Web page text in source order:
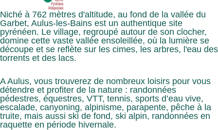
Niché à 762 mètres d'altitude, au fond de la vallée du
Garbet, Aulus-les-Bains est un authentique site
pyrénéen. Le village, regroupé autour de son clocher,
domine cette vaste vallée ensoleillée, où la lumière se
découpe et se reflète sur les cimes, les arbres, l'eau des
torrents et des lacs.
A Aulus, vous trouverez de nombreux loisirs pour vous
détendre et profiter de la nature : randonnées
pédestres, équestres, VTT, tennis, sports d’eau vive,
escalade, canyoning, alpinisme, parapente, pêche à la
truite, mais aussi ski de fond, ski alpin, randonnées en
raquette en période hivernale.